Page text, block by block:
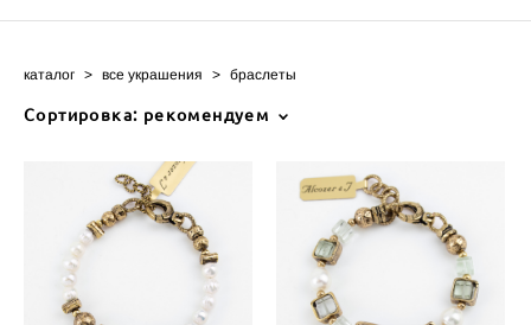
каталог > все украшения > браслеты
Сортировка: рекомендуем